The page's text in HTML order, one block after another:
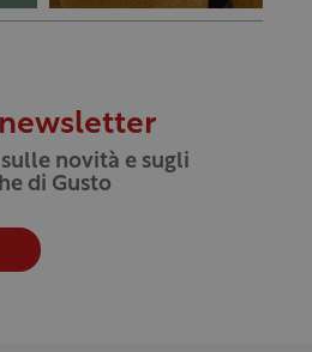
novità e sugli
di Gusto